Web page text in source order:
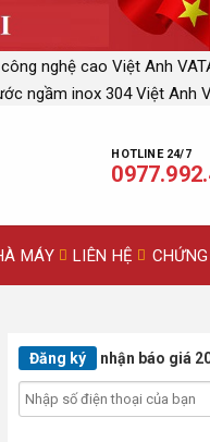
nghệ cao Việt Anh
ngầm inox 304 Việt Anh
HOTLINE 24/7
MÁY LIÊN HỆ
Đăng ký nhận báo giá